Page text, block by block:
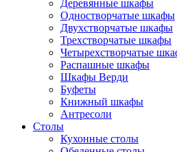
Деревянные шкафы
Одностворчатые шкафы
Двухстворчатые шкафы
Трехстворчатые шкафы
Четырехстворчатые
Распашные шкафы
Шкафы Верди
Буфеты
Книжный шкафы
Антресоли
Столы
Кухонные столы